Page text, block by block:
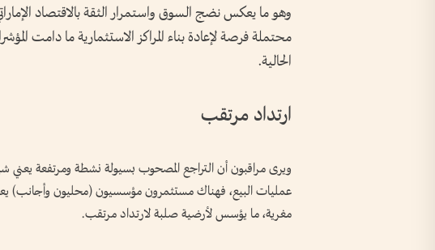
وهو ما يعكس نضج السوق واستمرار الثقة بالاقتصاد
محتملة فرصة لإعادة بناء المراكز الاستثمارية ما دامت
الحالية.
ارتداد مرتقب
ويرى مراقبون أن التراجع المصحوب بسيولة نشطة ومرتفعة يعني
عمليات البيع، فهناك مستثمرون مؤسسيون (محليون وأجانب)
مغرية، ما يؤسس لأرضية صلبة لارتداد مرتقب.